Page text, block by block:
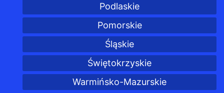
Podlaskie
Pomorskie
Śląskie
Świętokrzyskie
Warmińsko-Mazurskie